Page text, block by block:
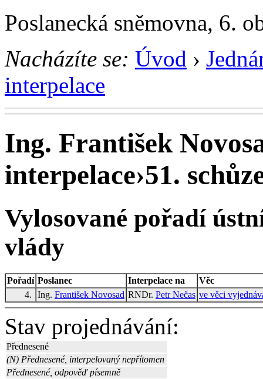
Poslanecká sněmovna, 6.
Nacházíte se: Úvod ›
interpelace
Ing. František
interpelace›51.
Vylosované pořadí
vlády
Pořadí Poslanec Interpelace na
Věc
4.
Ing. František Novosad RNDr. Petr Nečas ve věci
Stav projednávání:
Přednesené
(N) Přednesené, interpelovaný nepřítomen
Přednesené, odpověď písemně